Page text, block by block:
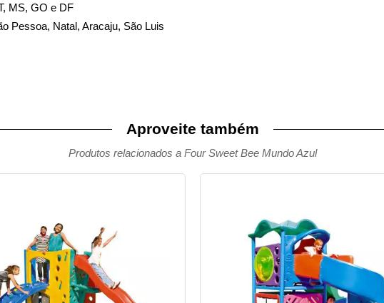
MS, GO e DF
Pessoa, Natal, Aracaju, São Luis
Aproveite também
Produtos relacionados a Four Sweet Bee Mundo Azul